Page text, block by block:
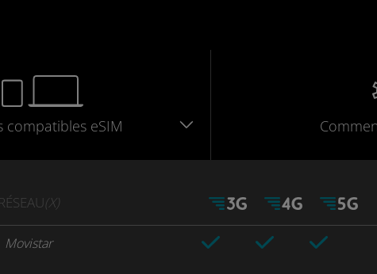
compatibles eSIM
RÉSEAU(X)
Movistar